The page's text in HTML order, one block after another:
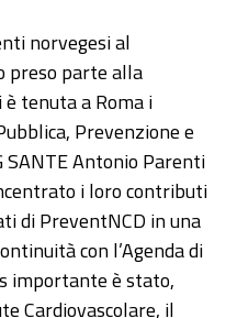
norvegesi al
preso parte alla
tenuta a Roma i
Prevenzione e
SANTE Antonio Parenti
i loro contributi
di PreventNCD in una
con l’Agenda di
importante è stato,
Cardiovascolare, il